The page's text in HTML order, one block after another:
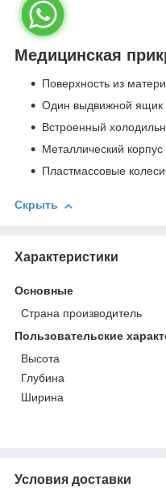
Медицинская
Поверхность из
Один выдвижной ящик
Встроенный
Металлический
Пластмассовые
Скрыть
Характеристики
Основные
Страна производитель
Пользовательские
Высота
Глубина
Ширина
Условия доставки